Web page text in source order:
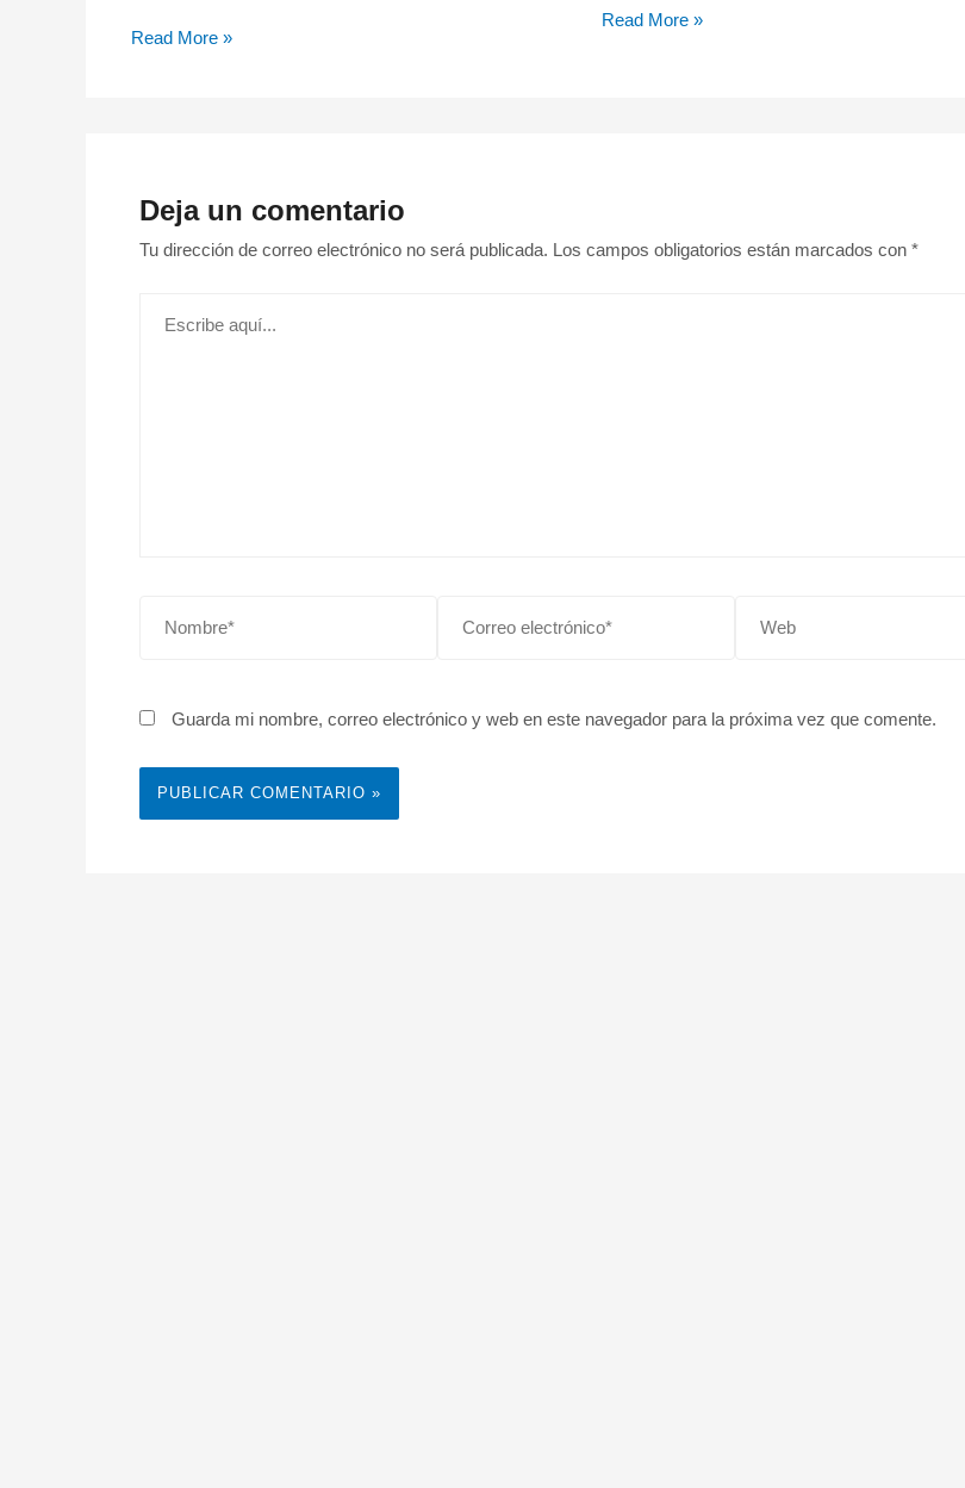
Read More »
Read More »
Deja un comentario
Tu dirección de correo electrónico no será publicada. Los campos obligatorios están marcados con *
Guarda mi nombre, correo electrónico y web en este navegador para la próxima vez que comente.